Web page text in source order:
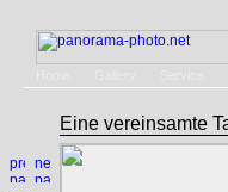
Eine vereinsamte